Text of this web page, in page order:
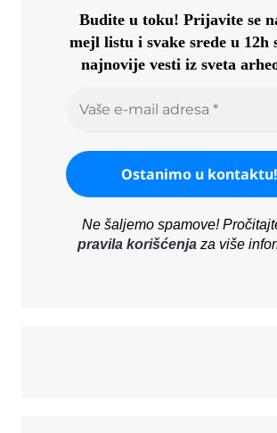
Budite u toku!Prijavite se
mejl listu i svake srede u 12h
najnovije vesti iz sveta
Ne šaljemo spamove!
pravila korišćenjaza više